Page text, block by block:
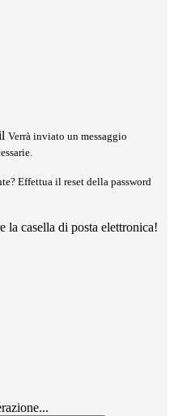
Verrà inviato un messaggio
Effettua il reset della password
la casella di posta elettronica!